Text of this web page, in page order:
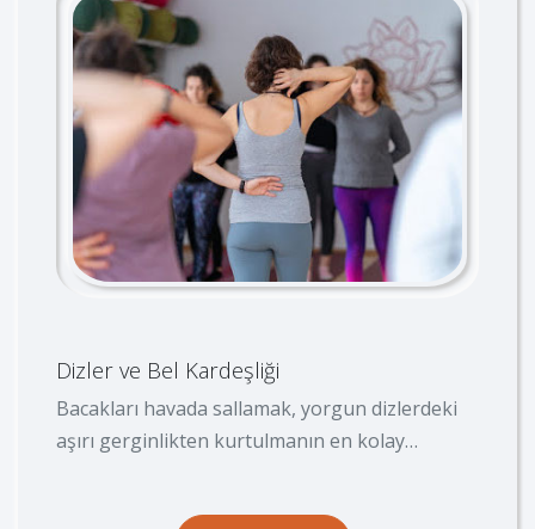
Dizler ve Bel Kardeşliği
Bacakları havada sallamak, yorgun dizlerdeki
aşırı gerginlikten kurtulmanın en kolay